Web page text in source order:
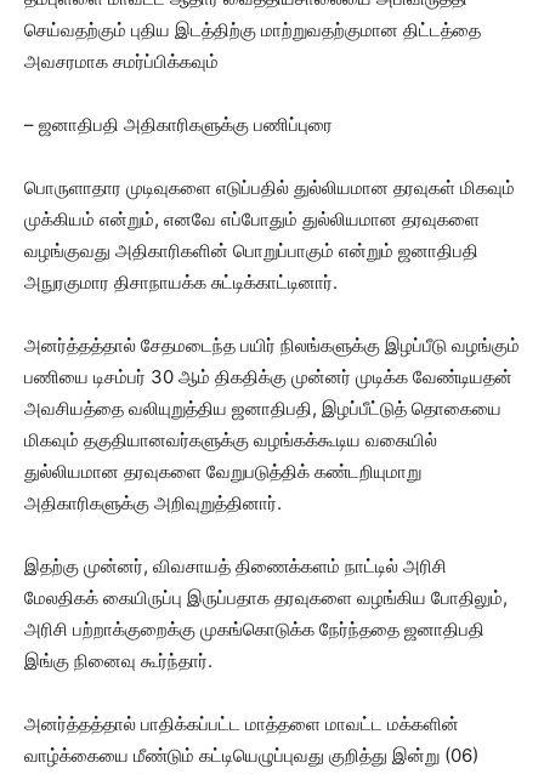
செய்வதற்கும் புதிய இடத்திற்கு மாற்றுவதற்குமான திட்டத்தை
அவசரமாக சமர்ப்பிக்கவும்
– ஜனாதிபதி அதிகாரிகளுக்கு பணிப்புரை
பொருளாதார முடிவுகளை எடுப்பதில் துல்லியமான தரவுகள் மிகவும்
முக்கியம் என்றும், எனவே எப்போதும் துல்லியமான தரவுகளை
வழங்குவது அதிகாரிகளின் பொறுப்பாகும் என்றும் ஜனாதிபதி
அநுரகுமார திசாநாயக்க சுட்டிக்காட்டினார்.
அனர்த்தத்தால் சேதமடைந்த பயிர் நிலங்களுக்கு இழப்பீடு வழங்கும்
பணியை டிசம்பர் 30 ஆம் திகதிக்கு முன்னர் முடிக்க வேண்டியதன்
அவசியத்தை வலியுறுத்திய ஜனாதிபதி, இழப்பீட்டுத் தொகையை
மிகவும் தகுதியானவர்களுக்கு வழங்கக்கூடிய வகையில்
துல்லியமான தரவுகளை வேறுபடுத்திக் கண்டறியுமாறு
அதிகாரிகளுக்கு அறிவுறுத்தினார்.
இதற்கு முன்னர், விவசாயத் திணைக்களம் நாட்டில் அரிசி
மேலதிகக் கையிருப்பு இருப்பதாக தரவுகளை வழங்கிய போதிலும்,
அரிசி பற்றாக்குறைக்கு முகங்கொடுக்க நேர்ந்ததை ஜனாதிபதி
இங்கு நினைவு கூர்ந்தார்.
அனர்த்தத்தால் பாதிக்கப்பட்ட மாத்தளை மாவட்ட மக்களின்
வாழ்க்கையை மீண்டும் கட்டியெழுப்புவது குறித்து இன்று (06)